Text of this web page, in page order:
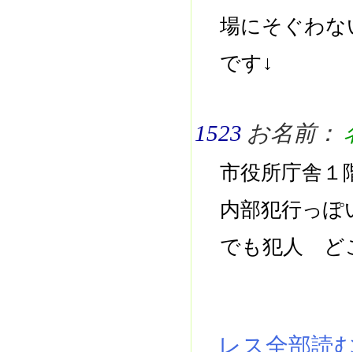
場にそぐわ
です↓
1523 お名前：
市役所庁舎１
内部犯行っぽ
でも犯人 ど
レス全部読